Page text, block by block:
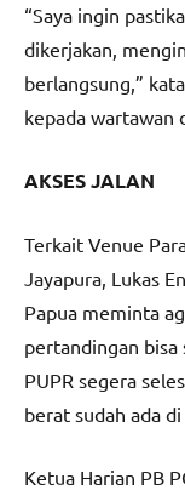
“Saya ingin
dikerjakan,
berlangsung,”
kepada wartawan
AKSES JALAN
Terkait Venue
Jayapura, Lukas
Papua meminta
pertandingan bisa
PUPR segera
berat sudah ada di
Ketua Harian PB